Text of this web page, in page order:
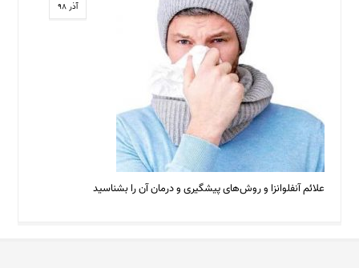
آذر ۹۸
علائم آنفلوانزا و روش‌های پیشگیری و درمان آن را بشناسید